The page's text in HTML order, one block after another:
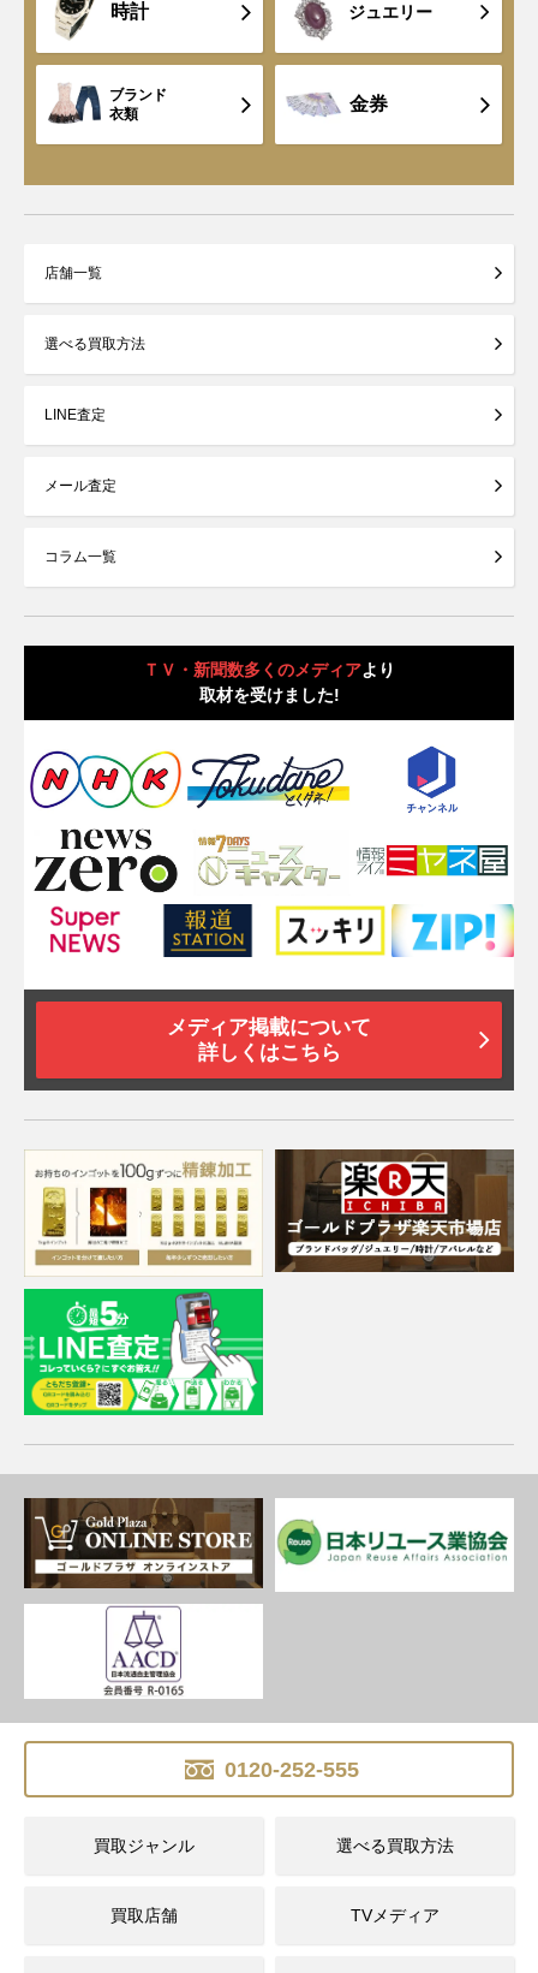
時計 ジュエリー
ブランド
衣類
金券
店舗一覧
選べる買取方法
LINE査定
メール査定
コラム一覧
ＴＶ・新聞数多くのメディアより
取材を受けました!
メディア掲載について
詳しくはこちら
0120-252-555
買取ジャンル 選べる買取方法
買取店舗 TVメディア